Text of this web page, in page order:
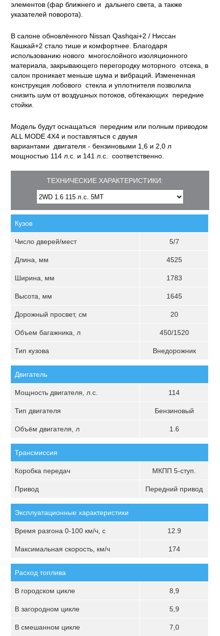
элементов (фар ближнего и дальнего света, а также
указателей поворота).
В салоне обновлённого Nissan Qashqai+2 / Ниссан
Кашкай+2 стало тише и комфортнее. Благодаря
использованию нового многослойного изоляционного
материала, закрывающего перегородку моторного отсека, в
салон проникает меньше шума и вибраций. Измененная
конструкция лобового стекла и уплотнителя позволила
снизить шум от воздушных потоков, обтекающих передние
стойки.
Модель будут оснащаться передним или полным приводом
ALL MODE 4X4 и поставляться с двумя
вариантами двигателя - бензиновыми 1,6 и 2,0 л
мощностью 114 л.с. и 141 л.с. соответственно.
ТЕХНИЧЕСКИЕ ХАРАКТЕРИСТИКИ:
Кузов
Число дверей/мест 5/7
Длина, мм 4525
Ширина, мм 1783
Высота, мм 1645
Дорожный просвет, см 20
Объем багажника, л 450/1520
Тип кузова Внедорожник
Двигатель
Мощность двигателя, л.с. 114
Тип двигателя Бензиновый
Объём двигателя, л 1.6
Трансмиссия
Коробка передач МКПП 5-ступ.
Привод Передний привод
Эксплуатационные характеристики
Время разгона 0-100 км/ч, с 12.9
Максимальная скорость, км/ч 174
Расход топлива
В городском цикле 8,9
В загородном цикле 5,9
В смешанном цикле 7,0